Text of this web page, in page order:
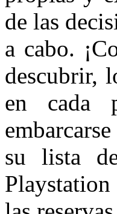
de las
a cabo.
descubrir,
en cada
su lista